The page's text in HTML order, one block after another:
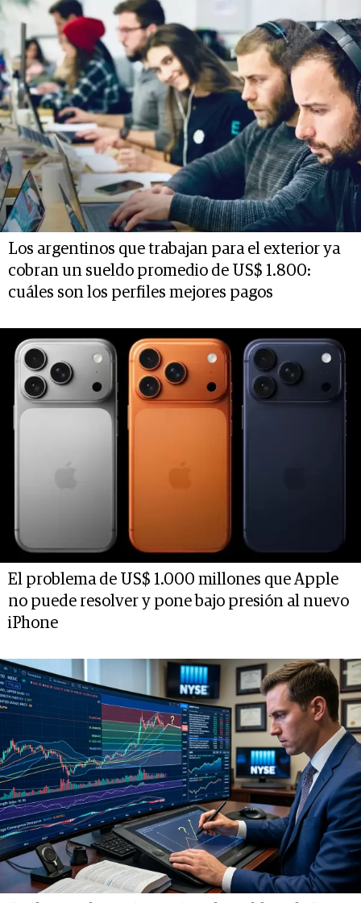
Los argentinos que trabajan para el exterior ya
cobran un sueldo promedio de US$ 1.800:
cuáles son los perfiles mejores pagos
El problema de US$ 1.000 millones que Apple
no puede resolver y pone bajo presión al nuevo
iPhone